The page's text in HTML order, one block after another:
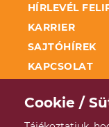
HÍRLEVÉL
KARRIER
SAJTÓHÍREK
KAPCSOLAT
TÁMOGATÁSA
Cookie /